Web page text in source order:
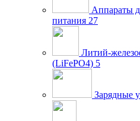
Аппараты
питания 27
Литий-
(LiFePO4) 5
Зарядные